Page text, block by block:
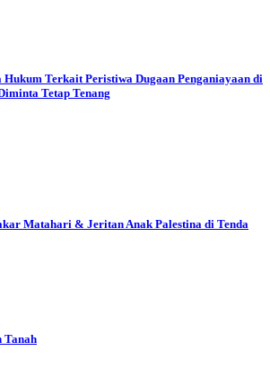
Terkait Peristiwa Dugaan Penganiayaan di
Tetap Tenang
Matahari & Jeritan Anak Palestina di Tenda
Tanah